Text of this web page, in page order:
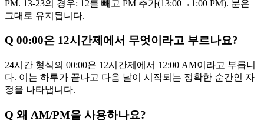
PM. 13-23의 경우: 12를 빼고 PM 추가(13:00→1:00 PM). 분은
그대로 유지됩니다.
Q 00:00은 12시간제에서 무엇이라고 부르나요?
24시간 형식의 00:00은 12시간제에서 12:00 AM이라고 부릅니
다. 이는 하루가 끝나고 다음 날이 시작되는 정확한 순간인 자
정을 나타냅니다.
Q 왜 AM/PM을 사용하나요?